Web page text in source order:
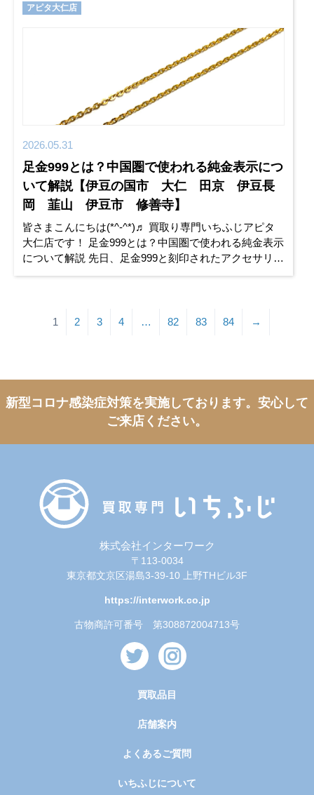
アピタ大仁店
2026.05.31
足金999とは？中国圏で使われる純金表示につ
いて解説【伊豆の国市 大仁 田京 伊豆長
岡 韮山 伊豆市 修善寺】
皆さまこんにちは(*^-^*)♬ 買取り専門いちふじアピタ
大仁店です！ 足金999とは？中国圏で使われる純金表示
について解説 先日、足金999と刻印されたアクセサリー
をお買取りさせていただきました。 日本では「K18」
1 2 3 4 … 82 83 84 →
新型コロナ感染症対策を実施しております。 安心して
ご来店ください。
株式会社インターワーク
〒113-0034
東京都文京区湯島3-39-10 上野THビル3F
https://interwork.co.jp
古物商許可番号 第308872004713号
買取品目
店舗案内
よくあるご質問
いちふじについて